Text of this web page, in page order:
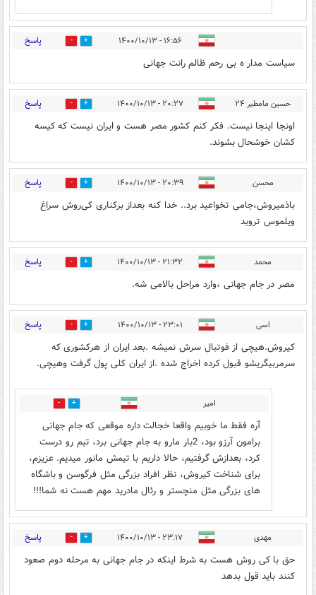
۱۶:۵۶ - ۱۴۰۰/۱۰/۱۳ 6 پاسخ
سیاست مدار ه بی رحم ظالم رانت جهانی
حسین مامطیر ۲۴ ۲۰:۲۷ - ۱۴۰۰/۱۰/۱۳ 8 پاسخ
اونجا اینجا نیست. فکر کنم کشور مصر هست و ایران نیست که کیسه
کشان خوشحال بشوند.
محسن ۲۰:۳۹ - ۱۴۰۰/۱۰/۱۳ 5 پاسخ
باذمیروش،جامی تخواعید برد.. خدا کنه بعداز برکناری کی‌روش سراغ
ویلموس تروید
محمد ۲۱:۳۲ - ۱۴۰۰/۱۰/۱۳ 1 پاسخ
مصر در جام جهانی ،وارد مراحل بالامی شه.
اسی ۲۳:۰۱ - ۱۴۰۰/۱۰/۱۳ 6 پاسخ
کیروش.هیچی از فوتبال سرش نمیشه .بعد ایران از هرکشوری که
سرمربیگریشو قبول کرده اخراج شده .از ایران کلی پول گرفت وهیچی.
امیر 0
آره فقط ما خوبیم واقعا خجالت داره موقعی که جام جهانی
برامون آرزو بود، 2بار مارو به جام جهانی برد، تیم رو درست
کرد، بعدازش گرفتیم، حالا داریم با تیمش مانور میدیم. عزیزم،
برای شناخت کیروش، نظر افراد بزرگی مثل فرگوسن و باشگاه
های بزرگی مثل منچستر و رئال مادرید مهم هست نه شما!!!
مهدی ۲۳:۱۷ - ۱۴۰۰/۱۰/۱۳ 2 پاسخ
حق با کی روش هست به شرط اینکه در جام جهانی به مرحله دوم صعود
کنند باید قول بدهد